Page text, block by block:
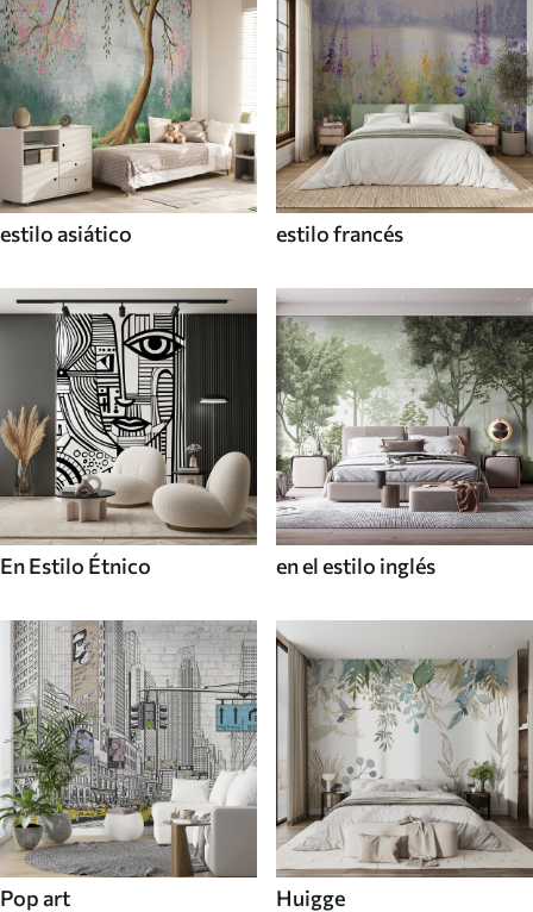
estilo asiático estilo francés
En Estilo Étnico en el estilo inglés
Pop art Huigge